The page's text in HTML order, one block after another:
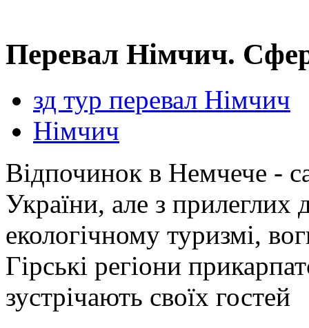
Перевал Німчич.
зд тур перевал Німчич
Німчич
Відпочинок в Немчече -
України, але з прилеглих
екологічному туризмі,
Гірські регіони
зустрічають своїх гостей